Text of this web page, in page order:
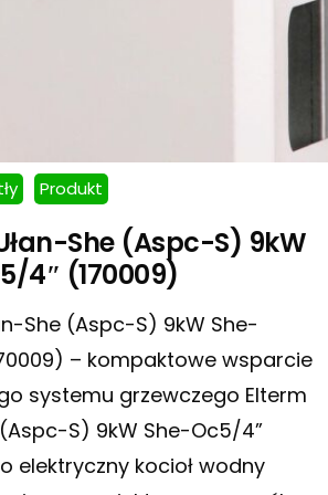
Produkt
She (Aspc-S) 9kW
4″ (170009)
She (Aspc-S) 9kW She-
– kompaktowe wsparcie
systemu grzewczego Elterm
S) 9kW She-Oc5/4”
elektryczny kocioł wodny